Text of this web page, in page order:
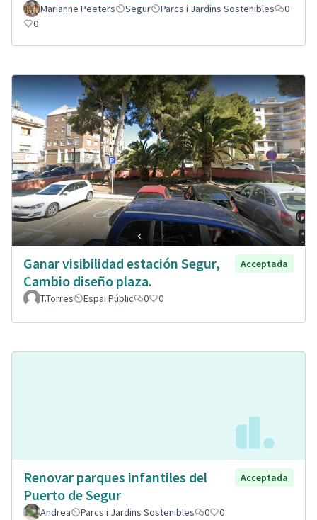
Marianne Peeters
Segur Parcs i Jardins Sostenibles
0
0
Ganar visibilidad estación Segur,
Cambio diseño plaza.
Acceptada
T.Torres Espai Públic 0 0
Renovar parques infantiles del
Puerto de Segur
Acceptada
Andrea Parcs i Jardins Sostenibles 0 0